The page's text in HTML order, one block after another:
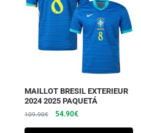
MAILLOT BRESIL EXTERIEUR
2024 2025 PAQUETÁ
109.90€ 54.90€